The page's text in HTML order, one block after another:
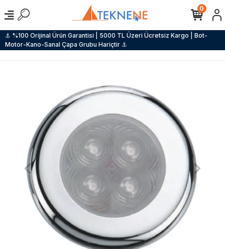
⚓ %100 Orijinal Ürün Garantisi | 5000 TL Üzeri Ücretsiz Kargo | Bot-
Motor-Kano-Sanal Çapa Grubu Hariçtir ⚓
0